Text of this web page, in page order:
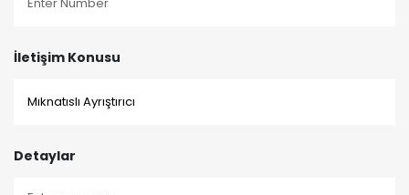
İletişim Konusu
Detaylar